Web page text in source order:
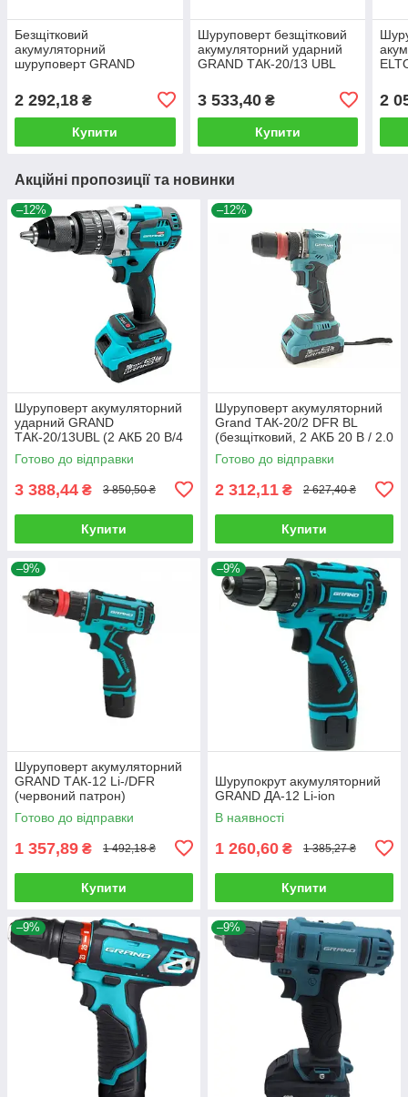
Безщітковий
акумуляторний
шуруповерт GRAND
В/3 Ач з DFR-
швидкознімним патроном
2 292,18 ₴
Купити
Шуруповерт безщітковий
акумуляторний ударний
GRAND ТАК-20/13 UBL
зарядним
3 533,40₴
Купити
2
Акційні пропозиції та новинки
–12%
Шуруповерт акумуляторний
ударний GRAND
ТАК-20/13UBL (2 АКБ 20 В/4
A/h, зарядне, кейс)
Готово до відправки
3 388,44 ₴ 3 850,50 ₴
Купити
–12%
Шуруповерт акумуляторний
Grand ТАК-20/2 DFR BL
(безщітковий, 2 АКБ 20 В / 2.0
Ач, знімний патрон)
Готово до відправки
2 312,11 ₴ 2 627,40 ₴
Купити
–9%
Шуруповерт акумуляторний
GRAND ТАК-12 Li-/DFR
(червоний патрон)
Готово до відправки
1 357,89 ₴ 1 492,18 ₴
Купити
–9%
Шурупокрут акумуляторний
GRAND ДА-12 Li-ion
В наявності
1 260,60 ₴ 1 385,27 ₴
Купити
–9% –9%